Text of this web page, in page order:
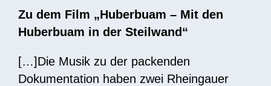
Zu dem Film „Huberbuam – Mit den
Huberbuam in der Steilwand“
[…]Die Musik zu der packenden
Dokumentation haben zwei Rheingauer